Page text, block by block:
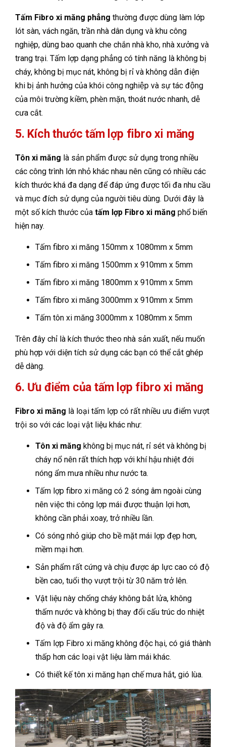
Tấm Fibro xi măng phẳng thường được dùng làm lớp
lót sàn, vách ngăn, trần nhà dân dụng và khu công
nghiệp, dùng bao quanh che chắn nhà kho, nhà xưởng và
trang trại. Tấm lợp dạng phẳng có tính năng là không bị
cháy, không bị mục nát, không bị rỉ và không dẫn điện
khi bị ảnh hưởng của khói công nghiệp và sự tác động
của môi trường kiềm, phèn mặn, thoát nước nhanh, dễ
cưa cắt.
5. Kích thước tấm lợp fibro xi măng
Tôn xi măng là sản phẩm được sử dụng trong nhiều
các công trình lớn nhỏ khác nhau nên cũng có nhiều các
kích thước khá đa dạng để đáp ứng được tối đa nhu cầu
và mục đích sử dụng của người tiêu dùng. Dưới đây là
một số kích thước của tấm lợp Fibro xi măng phổ biến
hiện nay.
Tấm fibro xi măng 150mm x 1080mm x 5mm
Tấm fibro xi măng 1500mm x 910mm x 5mm
Tấm fibro xi măng 1800mm x 910mm x 5mm
Tấm fibro xi măng 3000mm x 910mm x 5mm
Tấm tôn xi măng 3000mm x 1080mm x 5mm
Trên đây chỉ là kích thước theo nhà sản xuất, nếu muốn
phù hợp với diện tích sử dụng các bạn có thể cắt ghép
dễ dàng.
6. Ưu điểm của tấm lợp fibro xi măng
Fibro xi măng là loại tấm lợp có rất nhiều ưu điểm vượt
trội so với các loại vật liệu khác như:
Tôn xi măng không bị mục nát, rỉ sét và không bị
cháy nổ nên rất thích hợp với khí hậu nhiệt đới
nóng ẩm mưa nhiều như nước ta.
Tấm lợp fibro xi măng có 2 sóng âm ngoài cùng
nên việc thi công lợp mái được thuận lợi hơn,
không cần phải xoay, trở nhiều lần.
Có sóng nhỏ giúp cho bề mặt mái lợp đẹp hơn,
mềm mại hơn.
Sản phẩm rất cứng và chịu được áp lực cao có độ
bền cao, tuổi thọ vượt trội từ 30 năm trở lên.
Vật liệu này chống cháy không bắt lửa, không
thấm nước và không bị thay đổi cấu trúc do nhiệt
độ và độ ẩm gây ra.
Tấm lợp Fibro xi măng không độc hại, có giá thành
thấp hơn các loại vật liệu làm mái khác.
Có thiết kế tôn xi măng hạn chế mưa hắt, gió lùa.